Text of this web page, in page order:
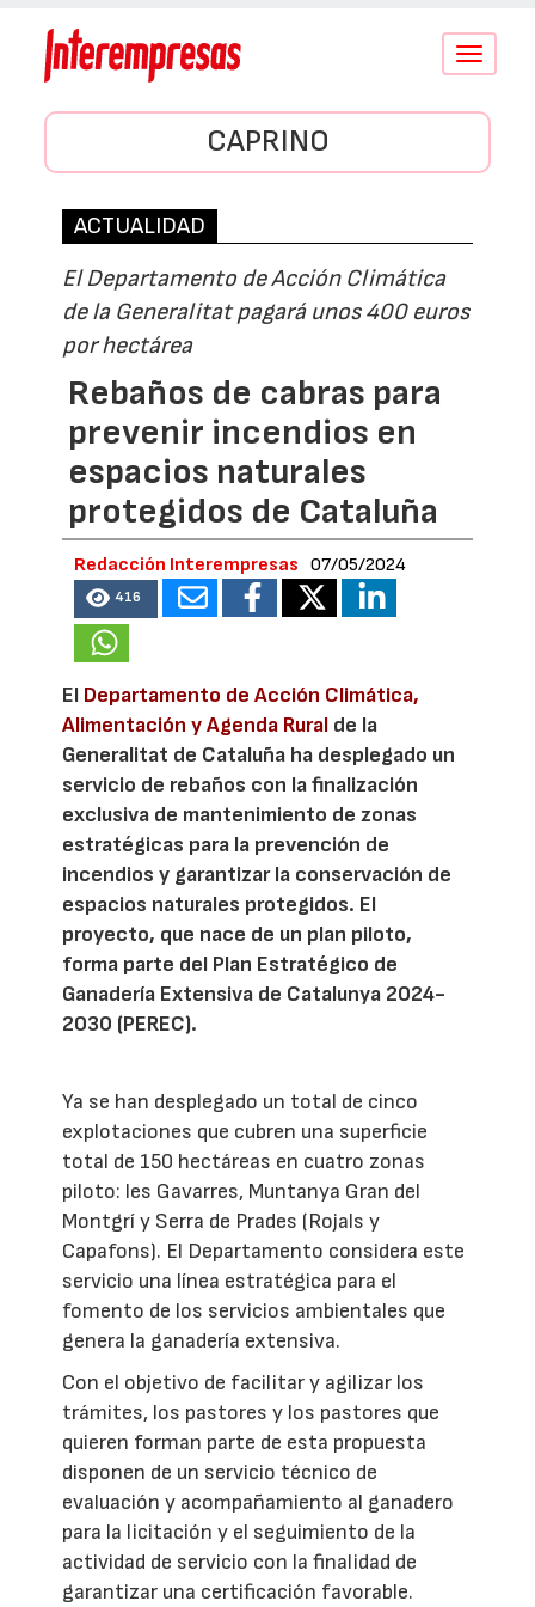
Conmutar
CAPRINO
ACTUALIDAD
El Departamento de Acción Climática
de la Generalitat pagará unos 400 euros
por hectárea
Rebaños de cabras para
prevenir incendios en
espacios naturales
protegidos de Cataluña
Redacción Interempresas 07/05/2024
416
El Departamento de Acción Climática,
Alimentación y Agenda Rural de la
Generalitat de Cataluña ha desplegado un
servicio de rebaños con la finalización
exclusiva de mantenimiento de zonas
estratégicas para la prevención de
incendios y garantizar la conservación de
espacios naturales protegidos. El
proyecto, que nace de un plan piloto,
forma parte del Plan Estratégico de
Ganadería Extensiva de Catalunya 2024-
2030 (PEREC).
Ya se han desplegado un total de cinco
explotaciones que cubren una superficie
total de 150 hectáreas en cuatro zonas
piloto: les Gavarres, Muntanya Gran del
Montgrí y Serra de Prades (Rojals y
Capafons). El Departamento considera este
servicio una línea estratégica para el
fomento de los servicios ambientales que
genera la ganadería extensiva.
Con el objetivo de facilitar y agilizar los
trámites, los pastores y los pastores que
quieren forman parte de esta propuesta
disponen de un servicio técnico de
evaluación y acompañamiento al ganadero
para la licitación y el seguimiento de la
actividad de servicio con la finalidad de
garantizar una certificación favorable.